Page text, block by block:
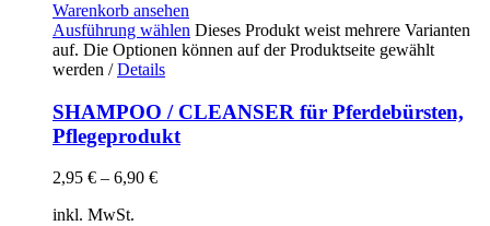
Warenkorb ansehen
Ausführung wählen Dieses Produkt weist mehrere Varianten
auf. Die Optionen können auf der Produktseite gewählt
werden / Details
SHAMPOO / CLEANSER für Pferdebürsten,
Pflegeprodukt
2,95 € – 6,90 €
inkl. MwSt.